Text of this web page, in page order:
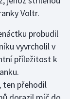
Voltr.
probudil
vyvrcholil v
příležitost k
ten přehodil